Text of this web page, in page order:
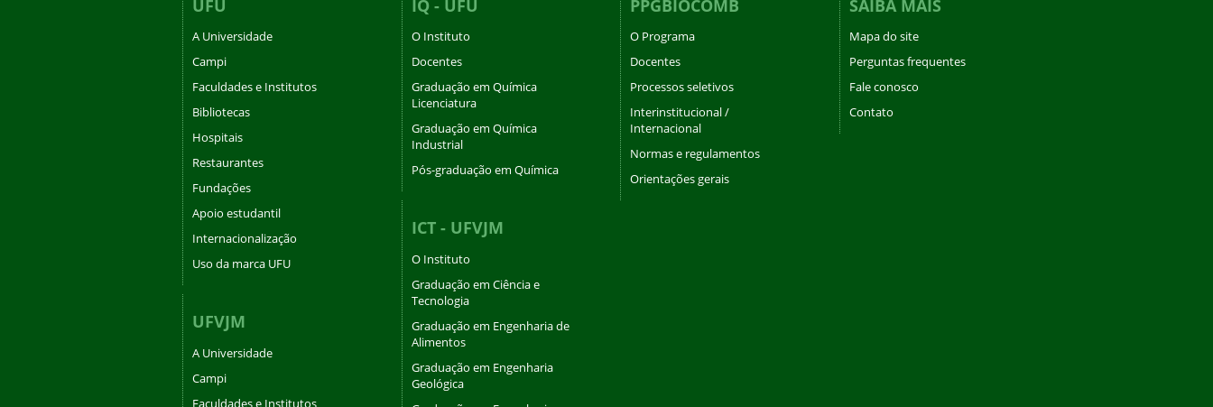
UFU
A Universidade
Campi
Faculdades e Institutos
Bibliotecas
Hospitais
Restaurantes
Fundações
Apoio estudantil
Internacionalização
Uso da marca UFU
UFVJM
A Universidade
Campi
Faculdades e Institutos
IQ - UFU
O Instituto
Docentes
Graduação em Química
Licenciatura
Graduação em Química
Industrial
Pós-graduação em Química
ICT - UFVJM
O Instituto
Graduação em Ciência e
Tecnologia
Graduação em Engenharia de
Alimentos
Graduação em Engenharia
Geológica
PPGBIOCOMB
O Programa
Docentes
Processos seletivos
Interinstitucional /
Internacional
Normas e regulamentos
Orientações gerais
SAIBA MAIS
Mapa do site
Perguntas frequentes
Fale conosco
Contato